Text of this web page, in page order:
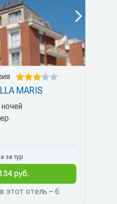
MARIS
этот отель – 6
за тур
руб.